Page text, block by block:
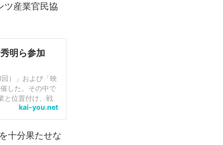
ツ産業官民協
秀明ら参加
）」および「映
した。その中で
と位置付け、戦
、アニ...kai-you.net
十分果たせな